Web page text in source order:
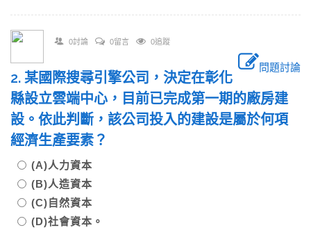
0討論 0留言 0追蹤
問題討論
2. 某國際搜尋引擎公司，決定在彰化
縣設立雲端中心，目前已完成第一期的廠房建
設。依此判斷，該公司投入的建設是屬於何項
經濟生產要素？
(A)人力資本
(B)人造資本
(C)自然資本
(D)社會資本。